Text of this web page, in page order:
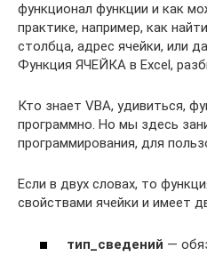
функционал функции и как
практике, например, как
столбца, адрес ячейки, или
Функция ЯЧЕЙКА в Excel,
Кто знает VBA, удивиться,
программно. Но мы здесь
программирования, для
Если в двух словах, то
свойствами ячейки и имеет
тип_сведений —